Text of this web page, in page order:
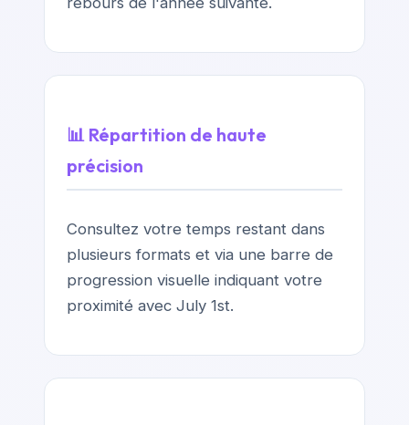
📊 Répartition de haute
précision
Consultez votre temps restant dans
plusieurs formats et via une barre de
progression visuelle indiquant votre
proximité avec July 1st.